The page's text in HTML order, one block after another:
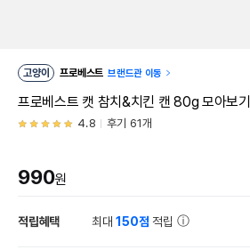
고양이 프로베스트 브랜드관 이동
프로베스트 캣 참치&치킨 캔 80g 모아보기
4.8 후기 61개
990원
적립혜택 최대150점 적립